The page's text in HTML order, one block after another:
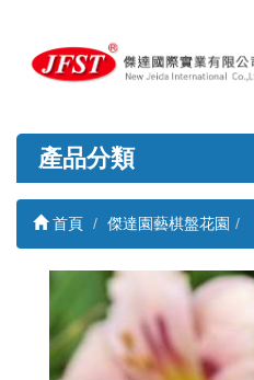
產品分類
首頁 傑達園藝棋盤花園